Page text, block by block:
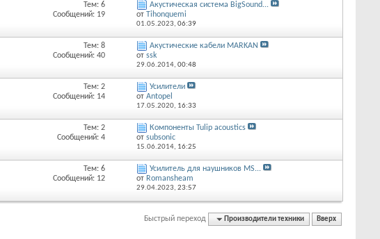
Тем: 6
Сообщений: 19
Акустическая система BigSound...
от Tihonquemi
01.05.2023, 06:39
Тем: 8
Сообщений: 40
Акустические кабели MARKAN
от ssk
29.06.2014, 00:48
Тем: 2
Сообщений: 14
Усилители
от Antopel
17.05.2020, 16:33
Тем: 2
Сообщений: 4
Компоненты Tulip acoustics
от subsonic
15.06.2014, 16:25
Тем: 6
Сообщений: 12
Усилитель для наушников MS...
от Romansheam
29.04.2023, 23:57
Быстрый переход Производители техники Вверх